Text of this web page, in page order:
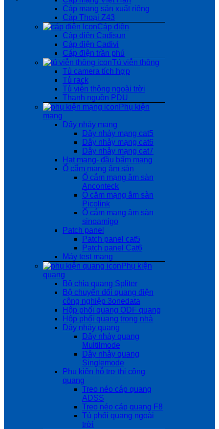
Cáp mạng sản xuất riêng
Cáp Thoại Z43
Cáp điện
Cáp điện Cadisun
Cáp điện Cadivi
Cáp điện trần phú
Tủ viễn thông
Tủ camera tích hợp
Tủ rack
Tủ viễn thông ngoài trời
Thanh nguồn PDU
Phụ kiện
mạng
Dẩy nhảy mạng
Dây nhảy mạng cat5
Dây nhảy mạng cat6
Dây nhảy mạng cat7
Hạt mạng- đầu bấm mạng
Ổ cắm mạng âm sàn
Ổ cắm mạng âm sàn
Anconteck
Ổ cắm mạng âm sàn
Picolink
Ổ cắm mạng âm sàn
sinoamigo
Patch panel
Patch panel cat5
Patch panel Cat6
Máy test mạng
Phụ kiện
quang
Bộ chia quang Spliter
Bộ chuyển đổi quang điện
công nghiệp 3onedata
Hộp phối quang ODF quang
Hộp phối quang trong nhà
Dây nhảy quang
Dây nhảy quang
Multilmode
Dây nhảy quang
Singlemode
Phụ kiện hỗ trợ thi công
quang
Treo néo cáp quang
ADSS
Treo néo cáp quang F8
Tủ phối quang ngoài
trời